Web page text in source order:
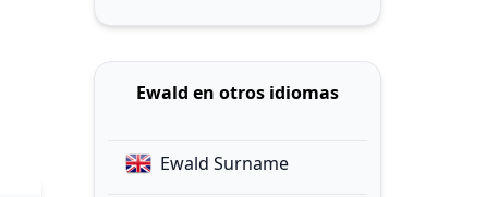
Ewald en otros idiomas
Ewald Surname